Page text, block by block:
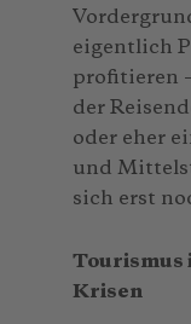
eigentlich
profitieren
der
oder eher
und
sich erst
Tourismus
Krisen